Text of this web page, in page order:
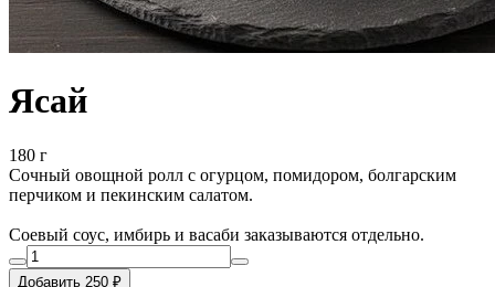
Ясай
180 г
Сочный овощной ролл с огурцом, помидором, болгарским
перчиком и пекинским салатом.
Соевый соус, имбирь и васаби заказываются отдельно.
Добавить 250 ₽